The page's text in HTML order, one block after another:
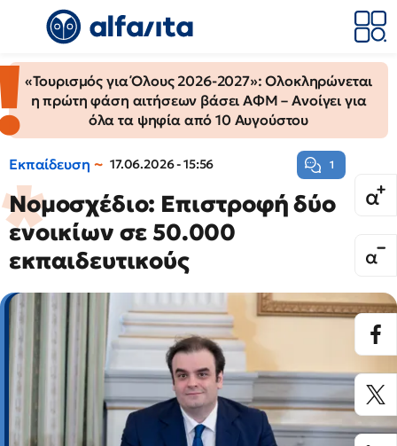
«Τουρισμός για Όλους 2026-2027»: Ολοκληρώνεται
η πρώτη φάση αιτήσεων βάσει ΑΦΜ – Ανοίγει για
όλα τα ψηφία από 10 Αυγούστου
Εκπαίδευση 17.06.2026 - 15:56 1
Νομοσχέδιο: Επιστροφή δύο
ενοικίων σε 50.000
εκπαιδευτικούς